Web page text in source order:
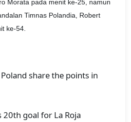
Morata pada menit ke-25, namun
Timnas Polandia, Robert
ke-54.
Poland share the points in
20th goal for La Roja